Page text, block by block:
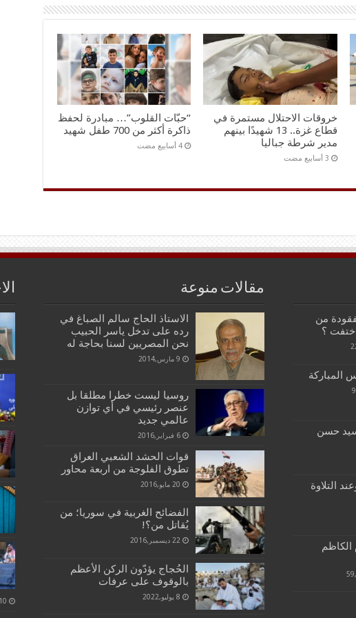
خروقات الاحتلال مستمرة في
قطاع غزة.. 13 شهيدًا بينهم
مدير شرطة جباليا
“حبّات القلوب”… مبادرة لحفظ
ذاكرة أكثر من 700 طفل شهيد
‏4 أسابيع مضت
سنة مفقودة من
اختفت ؟
المباركة
حسن
التلاوة
الكاظم
مقالات منوعة
الاستاذ الحاج سالم الصباغ في
رده على تدخل ياسر الحبيب
نحن المصريين لسنا بحاجة له
9 مارس,2014
روسيا ليست خطرا مطلقا بل
عنصر رئيسي في أي توازن
عالمي جديد
6 فبراير,2016
قوات الحشد الشعبي العراق
تطوق الفلوجة من اربعة محاور
20 مايو,2016
الفضائح الغربية في سوريا؛ من
يُقاتل من؟!
22 ديسمبر,2016
الحُجاج يؤدّون الركن الأعظم
بالوقوف على عرفات
8 يوليو,2022